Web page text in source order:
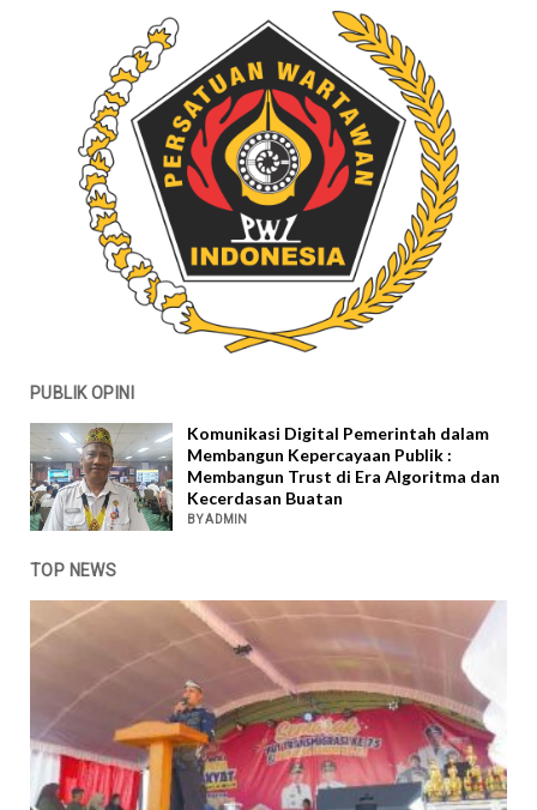
PUBLIK OPINI
Komunikasi Digital Pemerintah dalam
Membangun Kepercayaan Publik :
Membangun Trust di Era Algoritma dan
Kecerdasan Buatan
BY ADMIN
TOP NEWS